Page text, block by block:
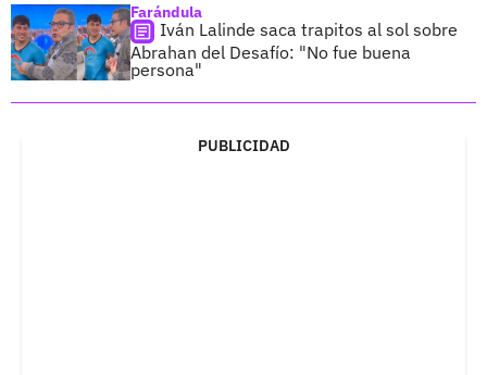
Farándula
Iván Lalinde saca trapitos al sol sobre
Abrahan del Desafío: "No fue buena
persona"
PUBLICIDAD